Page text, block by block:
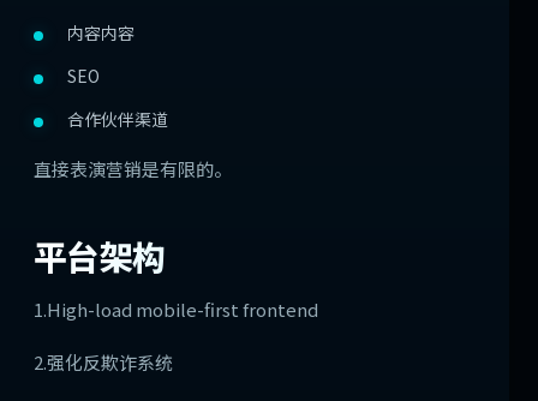
内容内容
SEO
合作伙伴渠道
直接表演营销是有限的。
平台架构
1.High-load mobile-first frontend
2.强化反欺诈系统